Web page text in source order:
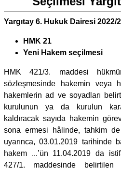
Yargıtay 6. Hukuk Dairesi 2022/
HMK 21
Yeni Hakem seçilmesi
HMK 421/3. maddesi
sözleşmesinde hakemin veya
hakemlerin ad ve soyadları
kurulunun ya da kurulun
kaldıracak sayıda hakemin
sona ermesi hâlinde, tahkim de
uyarınca, 03.01.2019 tarihinde
hakem ...’ün 11.04.2019 da
427/1. maddesinde